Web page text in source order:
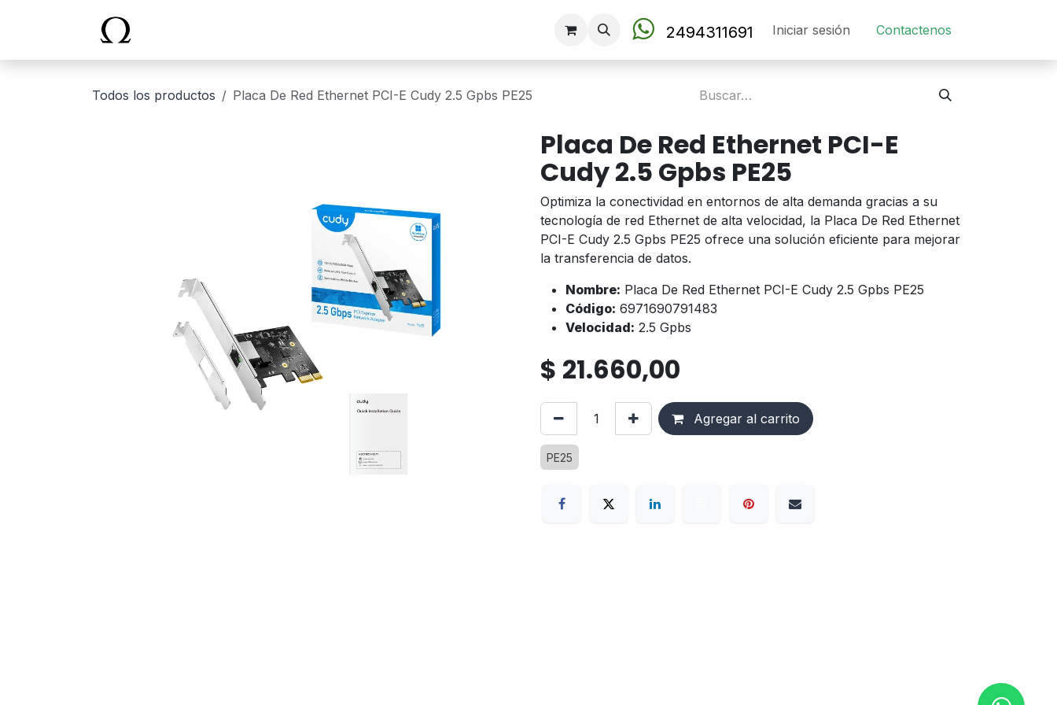
2494311691 Iniciar sesión Contact​en​os​
Todos los productos Placa De Red Ethernet PCI-E Cudy 2.5 Gpbs PE25
Placa De Red Ethernet PCI-E
Cudy 2.5 Gpbs PE25
Optimiza la conectividad en entornos de alta demanda gracias a su
tecnología de red Ethernet de alta velocidad, la Placa De Red Ethernet
PCI-E Cudy 2.5 Gpbs PE25 ofrece una solución eficiente para mejorar
la transferencia de datos.
Nombre: Placa De Red Ethernet PCI-E Cudy 2.5 Gpbs PE25
Código: 6971690791483
Velocidad: 2.5 Gpbs
$ 21.660,00
Agregar al carrito
PE25